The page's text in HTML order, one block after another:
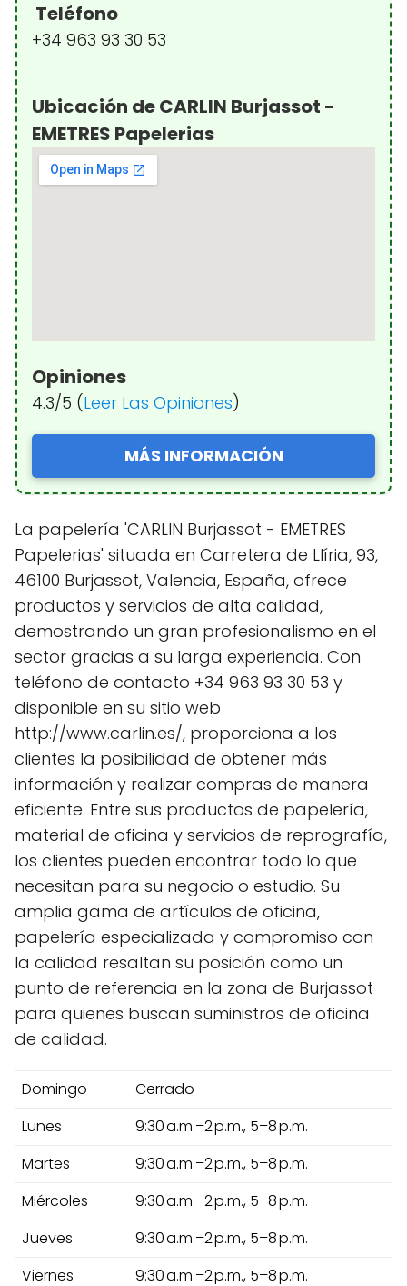
Teléfono
+34 963 93 30 53
Ubicación de CARLIN Burjassot -
EMETRES Papelerias
Opiniones
4.3/5 (Leer Las Opiniones)
MÁS INFORMACIÓN
La papelería 'CARLIN Burjassot - EMETRES
Papelerias' situada en Carretera de Llíria, 93,
46100 Burjassot, Valencia, España, ofrece
productos y servicios de alta calidad,
demostrando un gran profesionalismo en el
sector gracias a su larga experiencia. Con
teléfono de contacto +34 963 93 30 53 y
disponible en su sitio web
http://www.carlin.es/, proporciona a los
clientes la posibilidad de obtener más
información y realizar compras de manera
eficiente. Entre sus productos de papelería,
material de oficina y servicios de reprografía,
los clientes pueden encontrar todo lo que
necesitan para su negocio o estudio. Su
amplia gama de artículos de oficina,
papelería especializada y compromiso con
la calidad resaltan su posición como un
punto de referencia en la zona de Burjassot
para quienes buscan suministros de oficina
de calidad.
Domingo
Cerrado
Lunes
9:30 a.m.–2 p.m., 5–8 p.m.
Martes
9:30 a.m.–2 p.m., 5–8 p.m.
Miércoles
9:30 a.m.–2 p.m., 5–8 p.m.
Jueves
9:30 a.m.–2 p.m., 5–8 p.m.
Viernes
9:30 a.m.–2 p.m., 5–8 p.m.